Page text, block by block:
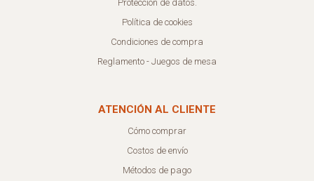
Protección de datos.
Política de cookies
Condiciones de compra
Reglamento - Juegos de mesa
ATENCIÓN AL CLIENTE
Cómo comprar
Costos de envío
Métodos de pago